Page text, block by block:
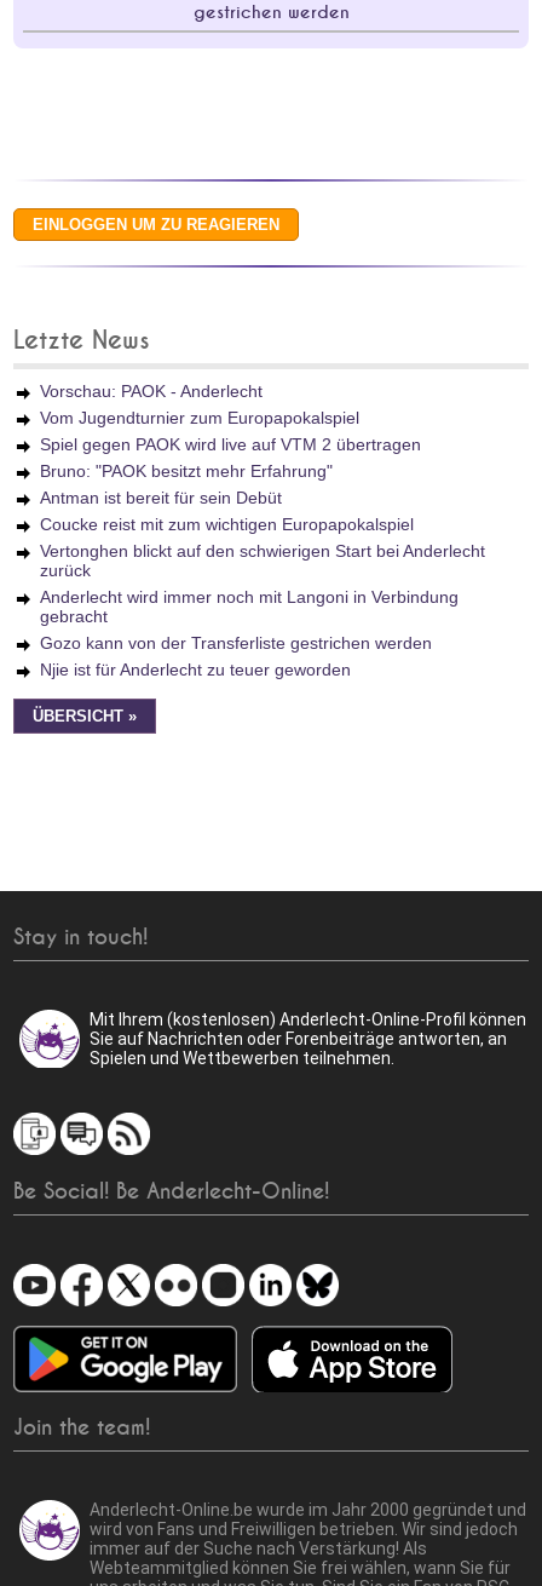
gestrichen werden
Letzte News
Vorschau: PAOK - Anderlecht
Vom Jugendturnier zum Europapokalspiel
Spiel gegen PAOK wird live auf VTM 2 übertragen
Bruno: "PAOK besitzt mehr Erfahrung"
Antman ist bereit für sein Debüt
Coucke reist mit zum wichtigen Europapokalspiel
Vertonghen blickt auf den schwierigen Start bei Anderlecht
zurück
Anderlecht wird immer noch mit Langoni in Verbindung
gebracht
Gozo kann von der Transferliste gestrichen werden
Njie ist für Anderlecht zu teuer geworden
ÜBERSICHT »
Stay in touch!
Mit Ihrem (kostenlosen) Anderlecht-Online-Profil können
Sie auf Nachrichten oder Forenbeiträge antworten, an
Spielen und Wettbewerben teilnehmen.
Be Social! Be Anderlecht-Online!
Join the team!
Anderlecht-Online.be wurde im Jahr 2000 gegründet und
wird von Fans und Freiwilligen betrieben. Wir sind jedoch
immer auf der Suche nach Verstärkung! Als
Webteammitglied können Sie frei wählen, wann Sie für